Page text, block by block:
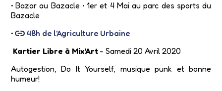
• Bazar au Bazacle • 1er et 4 Mai au parc des sports du
Bazacle
•
48h de l'Agriculture Urbaine
Kartier Libre à Mix'Art- Samedi 20 Avril 2020
Autogestion, Do It Yourself, musique punk et bonne
humeur!